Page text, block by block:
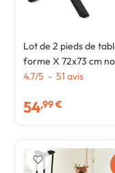
Lot de 2 pieds de
forme X 72x73 cm
design industriel
4.7/5 - 51 avis
54,99 €
favorite_border